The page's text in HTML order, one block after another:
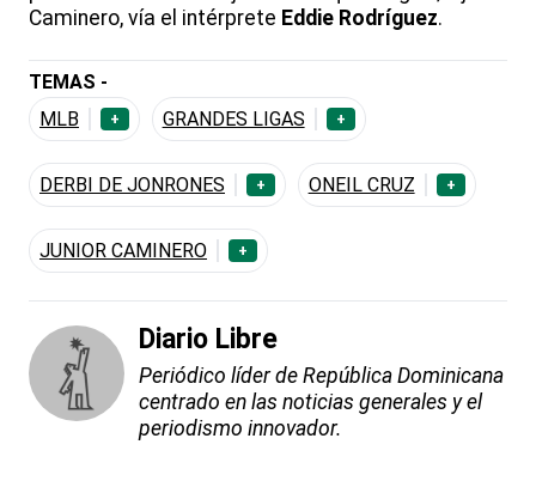
Caminero, vía el intérprete Eddie Rodríguez.
TEMAS -
MLB
+ GRANDES LIGAS +
DERBI DE JONRONES + ONEIL CRUZ +
JUNIOR CAMINERO +
Diario Libre
Periódico líder de República Dominicana
centrado en las noticias generales y el
periodismo innovador.